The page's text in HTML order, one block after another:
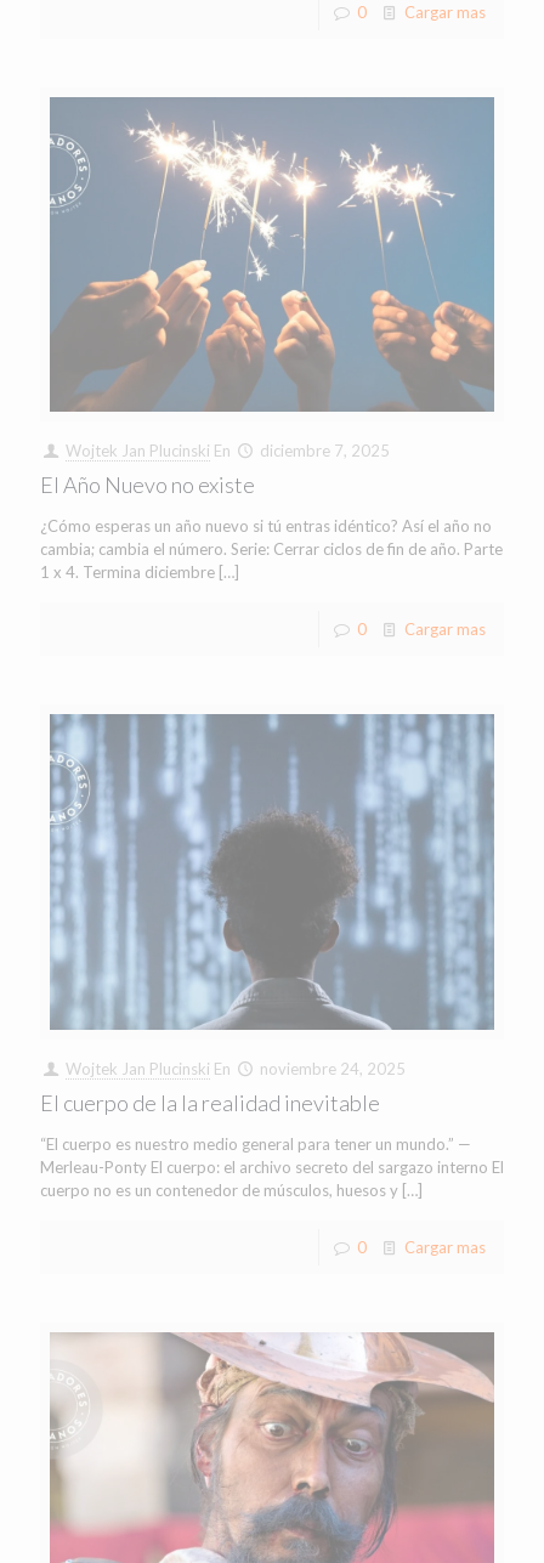
0 Cargar mas
Wojtek Jan Plucinski En diciembre 7, 2025
El Año Nuevo no existe
¿Cómo esperas un año nuevo si tú entras idéntico? Así el año no
cambia; cambia el número. Serie: Cerrar ciclos de fin de año. Parte
1 x 4. Termina diciembre […]
0 Cargar mas
Wojtek Jan Plucinski En noviembre 24, 2025
El cuerpo de la la realidad inevitable
“El cuerpo es nuestro medio general para tener un mundo.” —
Merleau-Ponty El cuerpo: el archivo secreto del sargazo interno El
cuerpo no es un contenedor de músculos, huesos y […]
0 Cargar mas